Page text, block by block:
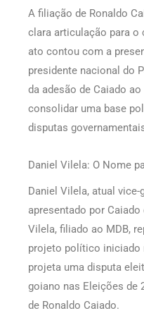
A filiação de Ronaldo
clara articulação para o
ato contou com a
presidente nacional do
da adesão de Caiado
consolidar uma base
disputas
Daniel Vilela: O Nome
Daniel Vilela, atual
apresentado por
Vilela, filiado ao MDB,
projeto político iniciado
projeta uma disputa
goiano nas Eleições de
de Ronaldo Caiado.